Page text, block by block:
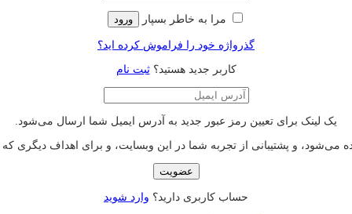
مرا به خاطر بسپار ورود
گذرواژه خود را فراموش کرده اید؟
کاربر جدید هستید؟ثبت نام
یک لینک برای تعیین رمز عبور جدید به آدرس ایمیل شما ارسال می‌شود.
و پشتیبانی از تجربه شما در این وبسایت، و برای اهداف دیگری
عضویت
حساب کاربری دارید؟ وارد شوید